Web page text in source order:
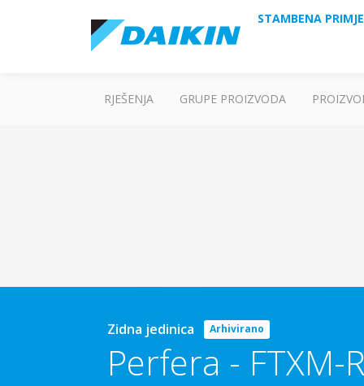
STAMBENA
RJEŠENJA GRUPE PROIZVODA
Zidna jedinica Arhivirano
Perfera - FTXM-R